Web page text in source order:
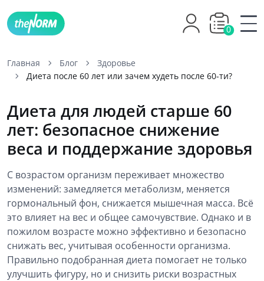
0
Главная Блог
Здоровье
Диета после 60 лет или зачем худеть после 60-ти?
Диета для людей старше 60
лет: безопасное снижение
веса и поддержание здоровья
С возрастом организм переживает множество
изменений: замедляется метаболизм, меняется
гормональный фон, снижается мышечная масса. Всё
это влияет на вес и общее самочувствие. Однако и в
пожилом возрасте можно эффективно и безопасно
снижать вес, учитывая особенности организма.
Правильно подобранная диета помогает не только
улучшить фигуру, но и снизить риски возрастных